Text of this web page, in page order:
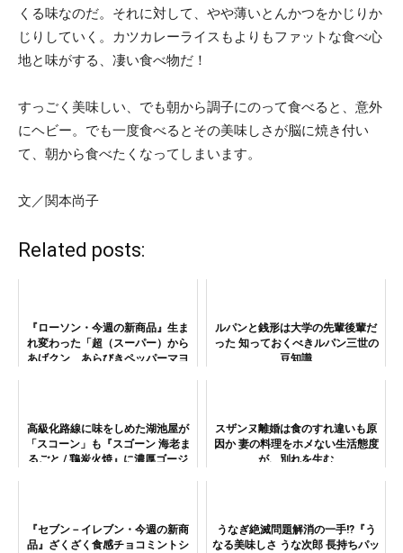
くる味なのだ。それに対して、やや薄いとんかつをかじりか
じりしていく。カツカレーライスもよりもファットな食べ心
地と味がする、凄い食べ物だ！
すっごく美味しい、でも朝から調子にのって食べると、意外
にヘビー。でも一度食べるとその美味しさが脳に焼き付い
て、朝から食べたくなってしまいます。
文／関本尚子
Related posts:
『ローソン・今週の新商品』生ま
れ変わった「超（スーパー）から
あげクン あらびきペッパーマヨ
ルパンと銭形は大学の先輩後輩だ
った 知っておくべきルパン三世の
豆知識
高級化路線に味をしめた湖池屋が
「スコーン」も『スゴーン 海老ま
るごと / 鶏炭火焼』に濃厚ゴージ
スザンヌ離婚は食のすれ違いも原
因か 妻の料理をホメない生活態度
が、別れを生む
『セブン－イレブン・今週の新商
品』ざくざく食感チョコミントシ
うなぎ絶滅問題解消の一手!?『う
なる美味しさ うな次郎 長持ちパッ